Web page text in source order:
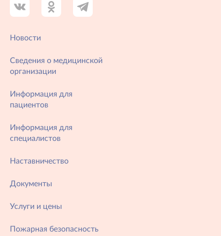
Новости
Сведения о медицинской
организации
Информация для
пациентов
Информация для
специалистов
Наставничество
Документы
Услуги и цены
Пожарная безопасность